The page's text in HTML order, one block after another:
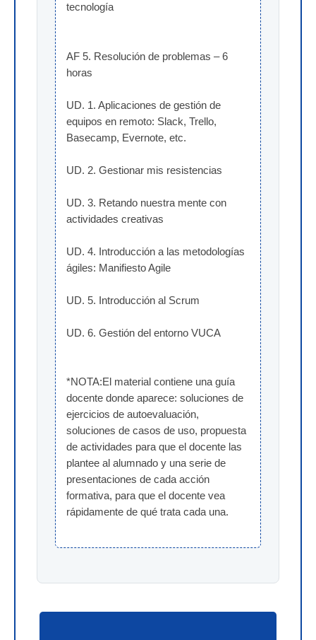
tecnología
AF 5. Resolución de problemas – 6
horas
UD. 1. Aplicaciones de gestión de
equipos en remoto: Slack, Trello,
Basecamp, Evernote, etc.
UD. 2. Gestionar mis resistencias
UD. 3. Retando nuestra mente con
actividades creativas
UD. 4. Introducción a las metodologías
ágiles: Manifiesto Agile
UD. 5. Introducción al Scrum
UD. 6. Gestión del entorno VUCA
*NOTA:El material contiene una guía
docente donde aparece: soluciones de
ejercicios de autoevaluación,
soluciones de casos de uso, propuesta
de actividades para que el docente las
plantee al alumnado y una serie de
presentaciones de cada acción
formativa, para que el docente vea
rápidamente de qué trata cada una.